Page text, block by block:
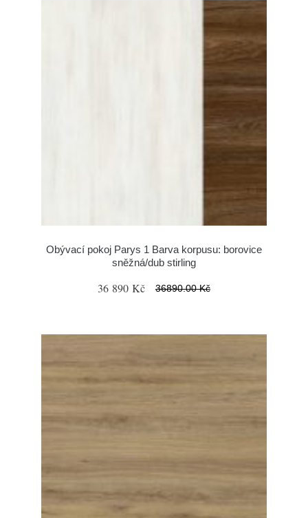
Obývací pokoj Parys 1 Barva korpusu: borovice
sněžná/dub stirling
36 890 Kč 36890.00 Kč